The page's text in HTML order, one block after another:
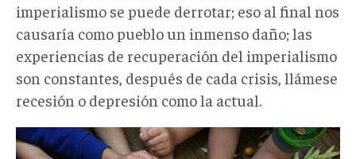
imperialismo se puede derrotar; eso al final nos
causaría como pueblo un inmenso daño; las
experiencias de recuperación del imperialismo
son constantes, después de cada crisis, llámese
recesión o depresión como la actual.